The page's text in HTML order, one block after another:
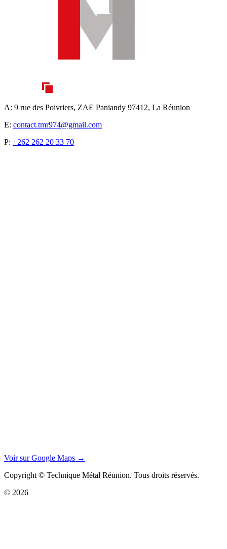
A: 9 rue des Poivriers, ZAE Paniandy 97412, La Réunion
E: contact.tmr974@gmail.com
P: +262 262 20 33 70
Voir sur Google Maps →
Copyright © Technique Métal Réunion. Tous droits réservés.
© 2026